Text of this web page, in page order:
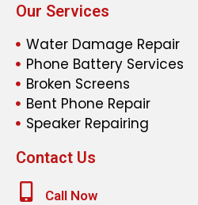
Our Services
Water Damage Repair
Phone Battery Services
Broken Screens
Bent Phone Repair
Speaker Repairing
Contact Us
Call Now